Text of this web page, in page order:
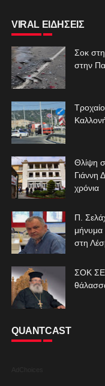
VIRAL ΕΙΔΗΣΕΙΣ
Σοκ στη
στην
Θλίψη
Γιάννη
χρόνια
Π.
μήνυμα
στη
ΣΟΚ
QUANTCAST